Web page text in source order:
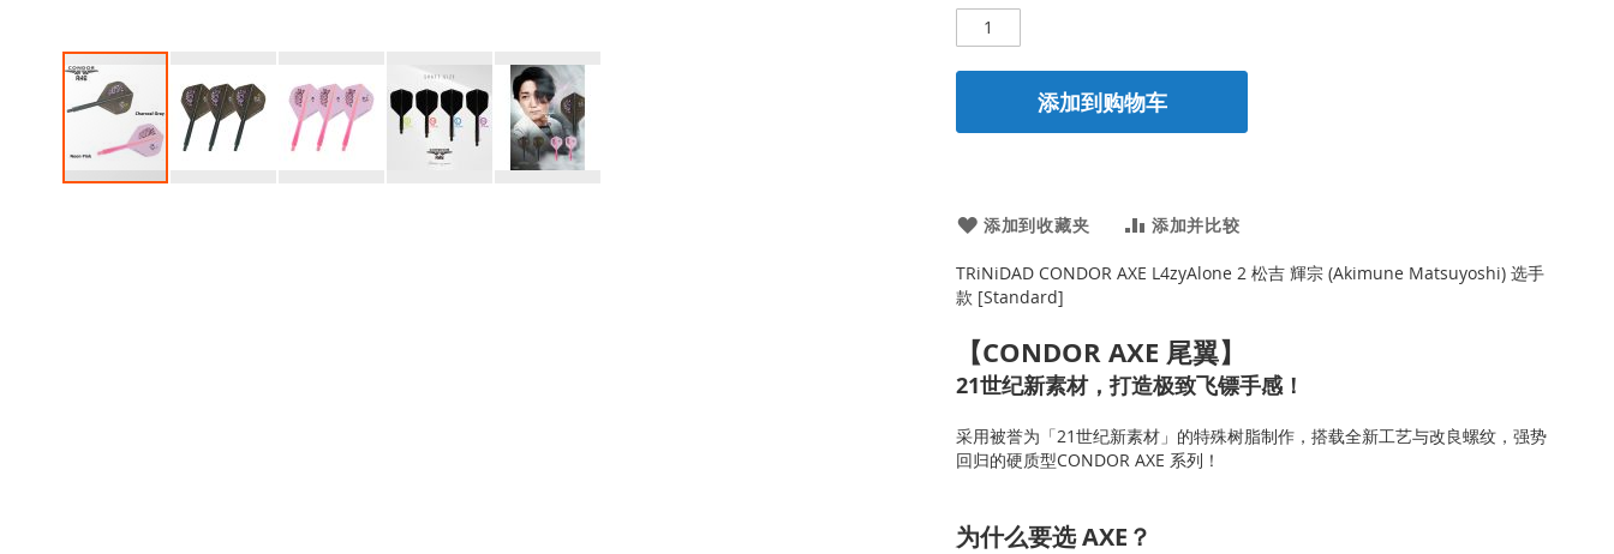
添加到购物车
添加到收藏夹 添加并比较
TRiNiDAD CONDOR AXE L4zyAlone 2 松吉 輝宗 (Akimune Matsuyoshi) 选手
款 [Standard]
【CONDOR AXE 尾翼】
21世纪新素材，打造极致飞镖手感！
采用被誉为「21世纪新素材」的特殊树脂制作，搭载全新工艺与改良螺纹，强势
回归的硬质型CONDOR AXE 系列！
为什么要选 AXE？